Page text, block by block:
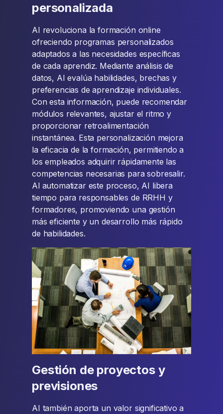
personalizada
AI revoluciona la formación online
ofreciendo programas personalizados
adaptados a las necesidades específicas
de cada aprendiz. Mediante análisis de
datos, AI evalúa habilidades, brechas y
preferencias de aprendizaje individuales.
Con esta información, puede recomendar
módulos relevantes, ajustar el ritmo y
proporcionar retroalimentación
instantánea. Esta personalización mejora
la eficacia de la formación, permitiendo a
los empleados adquirir rápidamente las
competencias necesarias para sobresalir.
Al automatizar este proceso, AI libera
tiempo para responsables de RRHH y
formadores, promoviendo una gestión
más eficiente y un desarrollo más rápido
de habilidades.
Gestión de proyectos y
previsiones
AI también aporta un valor significativo a